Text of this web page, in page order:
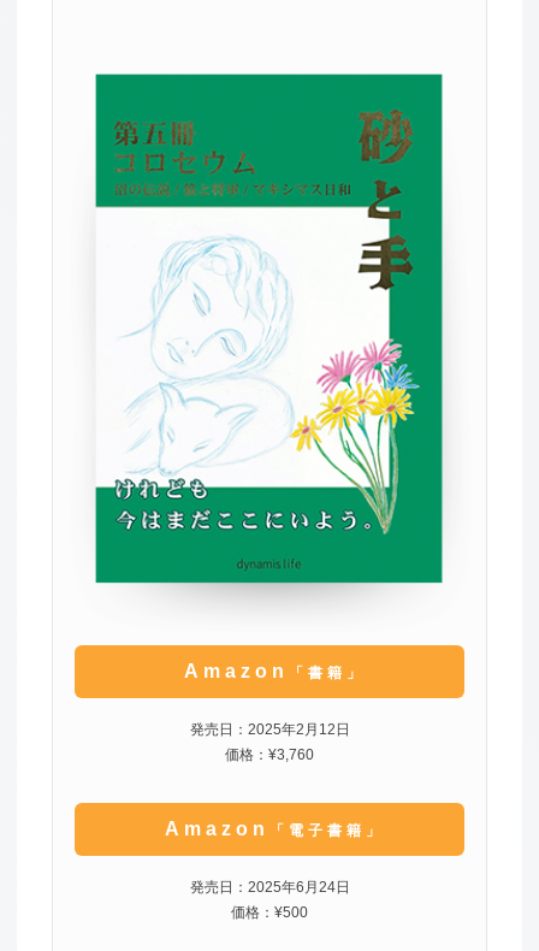
Amazon 「書籍」
発売日：2025年2月12日
価格：¥3,760
Amazon 「電子書籍」
発売日：2025年6月24日
価格：¥500